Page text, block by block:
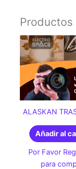
Productos
ALASKAN
Añadir al
Por Favor
para